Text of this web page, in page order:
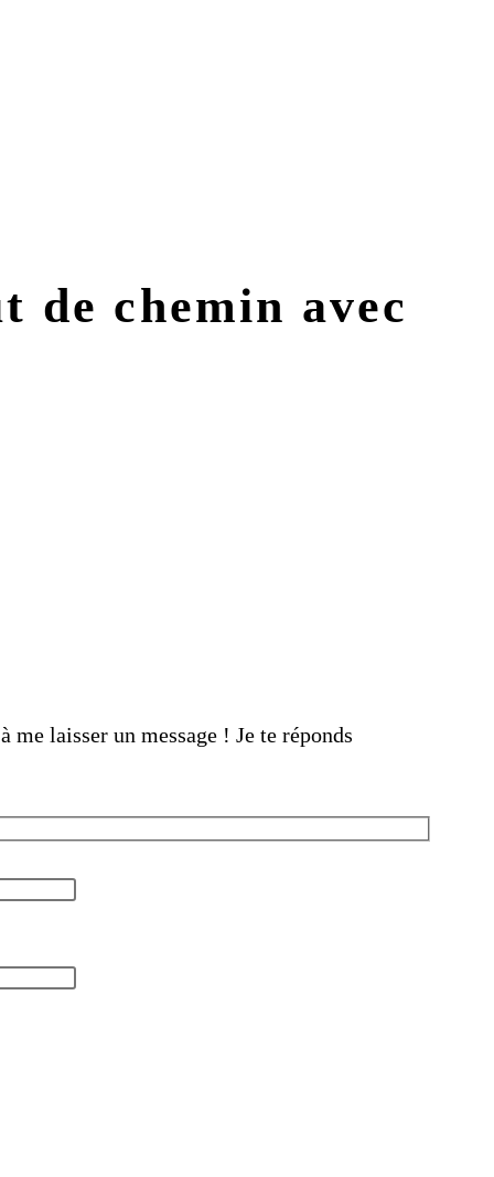
de chemin avec
me laisser un message ! Je te réponds